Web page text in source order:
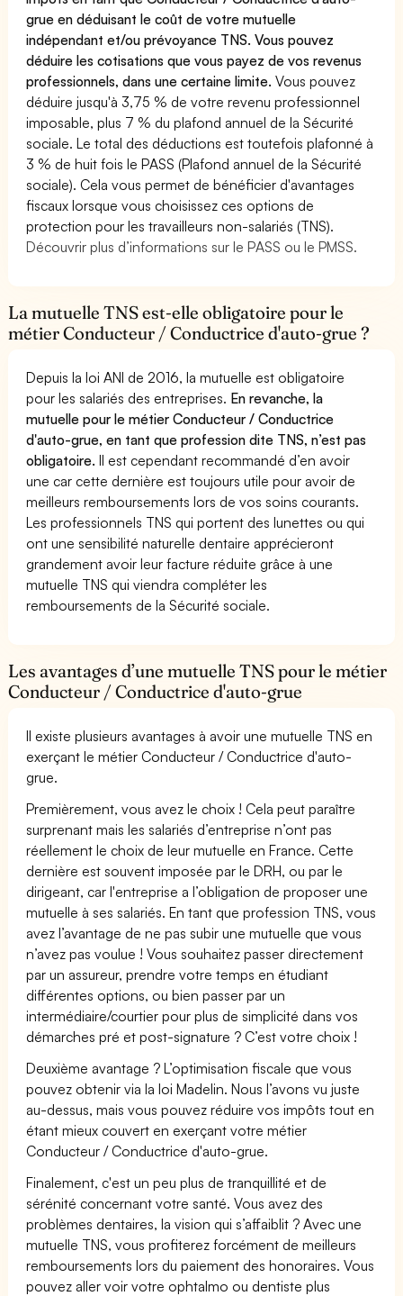
grue en déduisant le coût de votre mutuelle
indépendant et/ou prévoyance TNS. Vous pouvez
déduire les cotisations que vous payez de vos revenus
professionnels, dans une certaine limite.Vous pouvez
déduire jusqu'à 3,75 % de votre revenu professionnel
imposable, plus 7 % du plafond annuel de la Sécurité
sociale. Le total des déductions est toutefois plafonné à
3 % de huit fois le PASS (Plafond annuel de la Sécurité
sociale). Cela vous permet de bénéficier d'avantages
fiscaux lorsque vous choisissez ces options de
protection pour les travailleurs non-salariés (TNS).
Découvrir plus d’informations sur le PASS ou le PMSS.
La mutuelle TNS est-elle obligatoire pour le
métier Conducteur / Conductrice d'auto-grue ?
Depuis la loi ANI de 2016, la mutuelle est obligatoire
pour les salariés des entreprises. En revanche, la
mutuelle pour le métier Conducteur / Conductrice
d'auto-grue, en tant que profession dite TNS, n’est pas
obligatoire.Il est cependant recommandé d’en avoir
une car cette dernière est toujours utile pour avoir de
meilleurs remboursements lors de vos soins courants.
Les professionnels TNS qui portent des lunettes ou qui
ont une sensibilité naturelle dentaire apprécieront
grandement avoir leur facture réduite grâce à une
mutuelle TNS qui viendra compléter les
remboursements de la Sécurité sociale.
Les avantages d’une mutuelle TNS pour le métier
Conducteur / Conductrice d'auto-grue
Il existe plusieurs avantages à avoir une mutuelle TNS en
exerçant le métier Conducteur / Conductrice d'auto-
grue.
Premièrement, vous avez le choix ! Cela peut paraître
surprenant mais les salariés d’entreprise n’ont pas
réellement le choix de leur mutuelle en France. Cette
dernière est souvent imposée par le DRH, ou par le
dirigeant, car l'entreprise a l’obligation de proposer une
mutuelle à ses salariés. En tant que profession TNS, vous
avez l’avantage de ne pas subir une mutuelle que vous
n’avez pas voulue ! Vous souhaitez passer directement
par un assureur, prendre votre temps en étudiant
différentes options, ou bien passer par un
intermédiaire/courtier pour plus de simplicité dans vos
démarches pré et post-signature ? C’est votre choix !
Deuxième avantage ? L’optimisation fiscale que vous
pouvez obtenir via la loi Madelin. Nous l’avons vu juste
au-dessus, mais vous pouvez réduire vos impôts tout en
étant mieux couvert en exerçant votre métier
Conducteur / Conductrice d'auto-grue.
Finalement, c'est un peu plus de tranquillité et de
sérénité concernant votre santé. Vous avez des
problèmes dentaires, la vision qui s’affaiblit ? Avec une
mutuelle TNS, vous profiterez forcément de meilleurs
remboursements lors du paiement des honoraires. Vous
pouvez aller voir votre ophtalmo ou dentiste plus